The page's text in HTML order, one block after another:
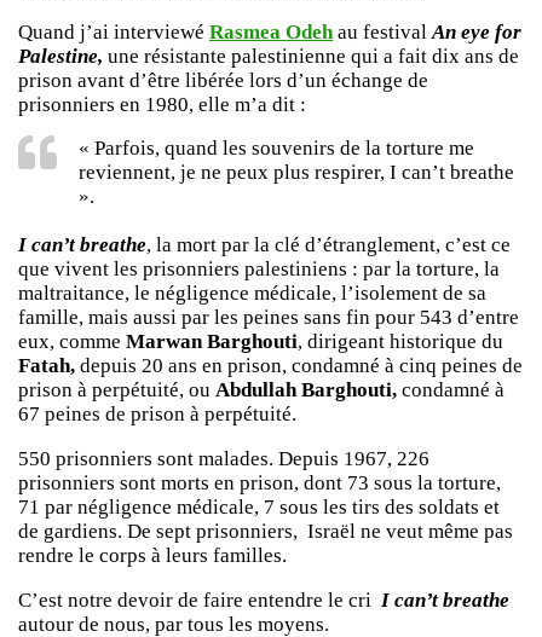
Quand j’ai interviewé Rasmea Odeh au festival An eye for
Palestine, une résistante palestinienne qui a fait dix ans de
prison avant d’être libérée lors d’un échange de
prisonniers en 1980, elle m’a dit :
« Parfois, quand les souvenirs de la torture me
reviennent, je ne peux plus respirer, I can’t breathe
».
I can’t breathe, la mort par la clé d’étranglement, c’est ce
que vivent les prisonniers palestiniens : par la torture, la
maltraitance, le négligence médicale, l’isolement de sa
famille, mais aussi par les peines sans fin pour 543 d’entre
eux, comme Marwan Barghouti, dirigeant historique du
Fatah, depuis 20 ans en prison, condamné à cinq peines de
prison à perpétuité, ou Abdullah Barghouti, condamné à
67 peines de prison à perpétuité.
550 prisonniers sont malades. Depuis 1967, 226
prisonniers sont morts en prison, dont 73 sous la torture,
71 par négligence médicale, 7 sous les tirs des soldats et
de gardiens. De sept prisonniers, Israël ne veut même pas
rendre le corps à leurs familles.
C’est notre devoir de faire entendre le cri I can’t breathe
autour de nous, par tous les moyens.